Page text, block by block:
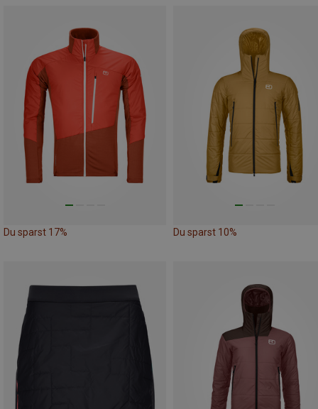
Du sparst 17% Du sparst 10%